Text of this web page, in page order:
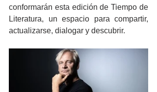
conformarán esta edición de Tiempo de
Literatura, un espacio para compartir,
actualizarse, dialogar y descubrir.